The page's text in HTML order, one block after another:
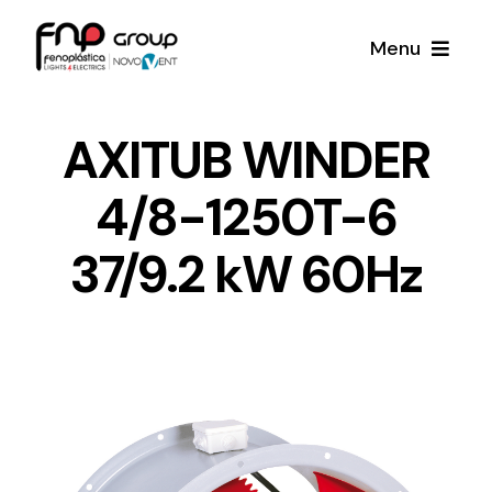
Menu
Noticias
Proyectos
AXITUB WINDER
4/8-1250T-6
37/9.2 kW 60Hz